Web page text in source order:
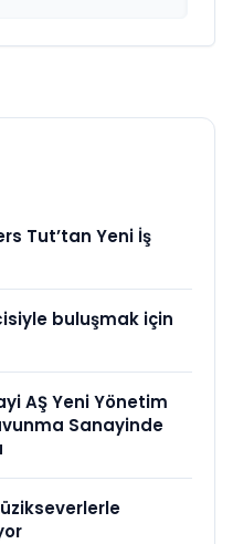
Tut’tan Yeni İş
buluşmak için
AŞ Yeni Yönetim
Sanayinde